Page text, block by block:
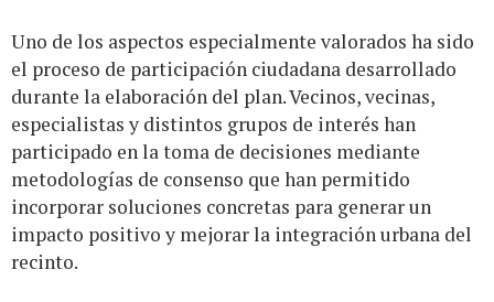
Uno de los aspectos especialmente valorados ha sido
el proceso de participación ciudadana desarrollado
durante la elaboración del plan. Vecinos, vecinas,
especialistas y distintos grupos de interés han
participado en la toma de decisiones mediante
metodologías de consenso que han permitido
incorporar soluciones concretas para generar un
impacto positivo y mejorar la integración urbana del
recinto.